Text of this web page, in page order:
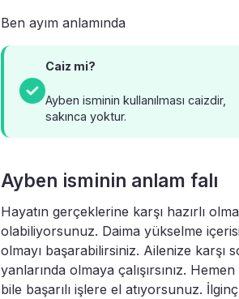
Ben ayım anlamında
Caiz mi?
Ayben isminin kullanılması caizdir,
sakınca yoktur.
Ayben isminin anlam falı
Hayatın gerçeklerine karşı hazırlı
olabiliyorsunuz. Daima yükselme
olmayı başarabilirsiniz. Ailenize karşı
yanlarında olmaya çalışırsınız.
bile başarılı işlere el atıyorsunuz.